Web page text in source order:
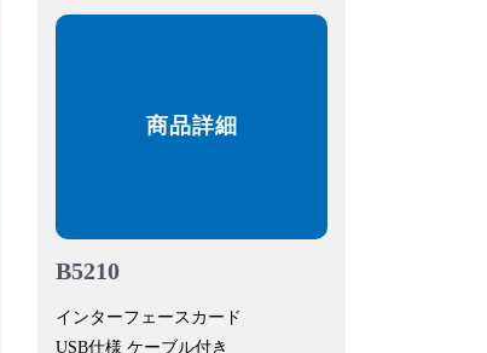
商品詳細
B5210
インターフェースカード
USB仕様 ケーブル付き